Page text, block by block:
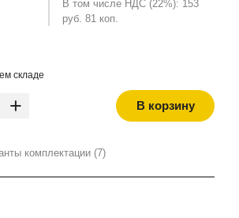
В том числе НДС (22%): 153
руб. 81 коп.
складе
+ В корзину
комплектации (7)